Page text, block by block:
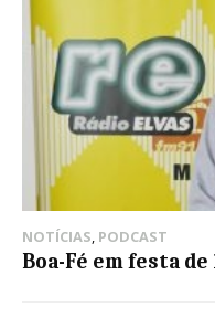
NOTÍCIAS, PODCAST
Boa-Fé em festa